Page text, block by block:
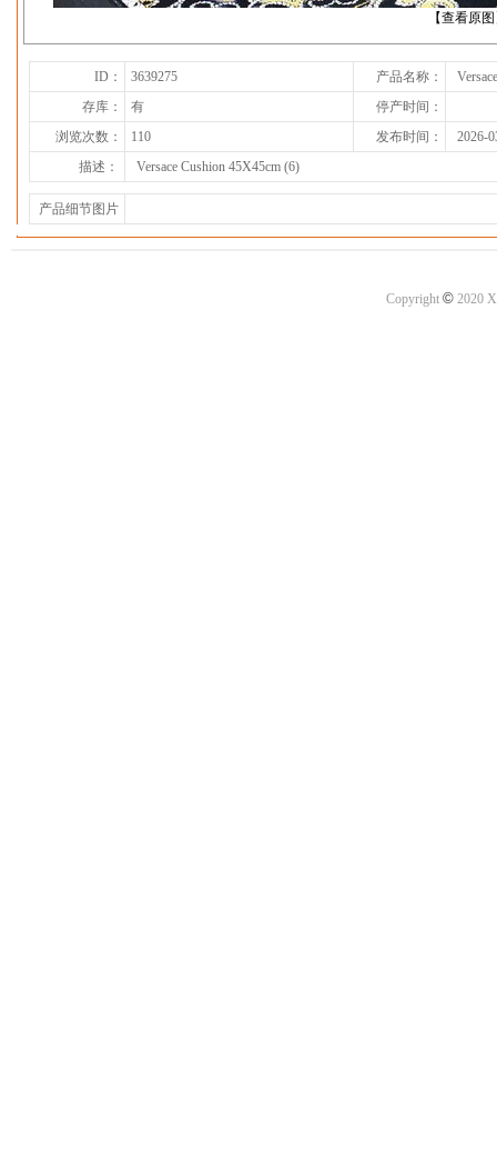
【查看原
ID： 3639275 产品名称：
存库：
有
停产时间：
浏览次数：
110 发布时间：
2026-
描述：
Versace Cushion 45X45cm (6)
产品细节图片
Copyright ©2020